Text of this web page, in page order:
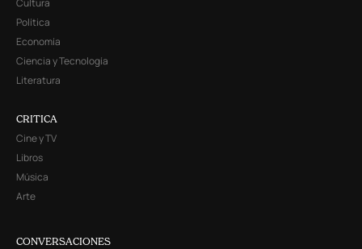
Cultura
Política
Economía
Ciencia y Tecnología
Literatura
CRITICA
Cine y TV
Libros
Música
Arte
CONVERSACIONES